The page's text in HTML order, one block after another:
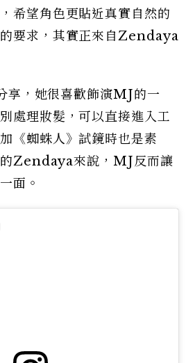
希望角色更貼近真實自然的
要求，其實正來自Zendaya
，她很喜歡飾演MJ的一
處理妝髮，可以直接進入工
《蜘蛛人》試鏡時也是素
的Zendaya來說，MJ反而讓
面。